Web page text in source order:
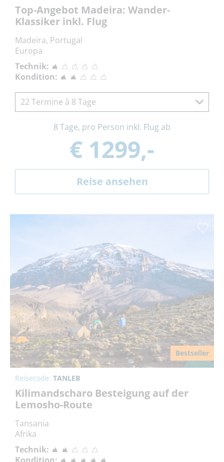
Top-Angebot Madeira: Wander-
Klassiker inkl. Flug
Madeira, Portugal
Europa
Technik:
Kondition:
22 Termine à 8 Tage
8 Tage, pro Person inkl. Flug ab
€ 1299,-
Reise ansehen
Bestseller
Reisecode: TANLEB
Kilimandscharo Besteigung auf der
Lemosho-Route
Tansania
Afrika
Technik: